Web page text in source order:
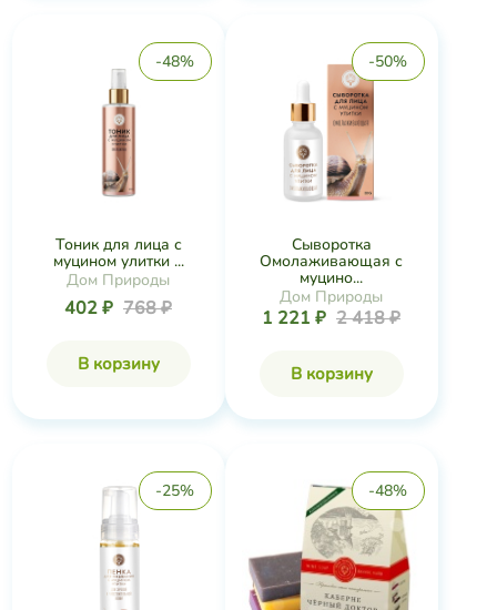
-48%
Тоник для лица с
муцином улитки ...
Дом Природы
402 ₽ 768 ₽
В корзину
-50%
Сыворотка
Омолаживающая с
муцино...
Дом Природы
1 221 ₽ 2 418 ₽
В корзину
-25% -48%